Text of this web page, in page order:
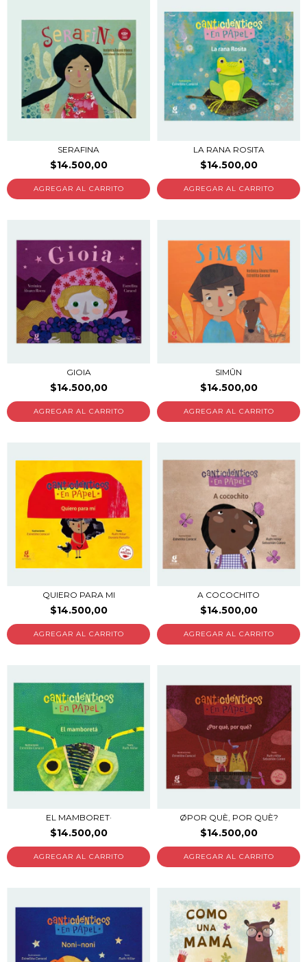
SERAFINA
$14.500,00
LA RANA ROSITA
$14.500,00
GIOIA
$14.500,00
SIMÛN
$14.500,00
QUIERO PARA MI
$14.500,00
A COCOCHITO
$14.500,00
EL MAMBORET·
$14.500,00
ØPOR QUÈ, POR QUÈ?
$14.500,00